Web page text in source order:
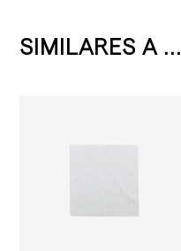
SIMILARES A ...